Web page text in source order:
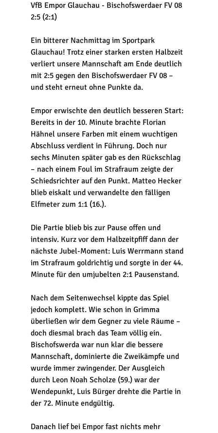
VfB Empor Glauchau - Bischofswerdaer FV 08
2:5 (2:1)
Ein bitterer Nachmittag im Sportpark
Glauchau! Trotz einer starken ersten Halbzeit
verliert unsere Mannschaft am Ende deutlich
mit 2:5 gegen den Bischofswerdaer FV 08 –
und steht erneut ohne Punkte da.
Empor erwischte den deutlich besseren Start:
Bereits in der 10. Minute brachte Florian
Hähnel unsere Farben mit einem wuchtigen
Abschluss verdient in Führung. Doch nur
sechs Minuten später gab es den Rückschlag
– nach einem Foul im Strafraum zeigte der
Schiedsrichter auf den Punkt. Matteo Hecker
blieb eiskalt und verwandelte den fälligen
Elfmeter zum 1:1 (16.).
Die Partie blieb bis zur Pause offen und
intensiv. Kurz vor dem Halbzeitpfiff dann der
nächste Jubel-Moment: Luis Werrmann stand
im Strafraum goldrichtig und sorgte in der 44.
Minute für den umjubelten 2:1 Pausenstand.
Nach dem Seitenwechsel kippte das Spiel
jedoch komplett. Wie schon in Grimma
überließen wir dem Gegner zu viele Räume –
doch diesmal brach das Team völlig ein.
Bischofswerda war nun klar die bessere
Mannschaft, dominierte die Zweikämpfe und
wurde immer zwingender. Der Ausgleich
durch Leon Noah Scholze (59.) war der
Wendepunkt, Luis Bürger drehte die Partie in
der 72. Minute endgültig.
Danach lief bei Empor fast nichts mehr